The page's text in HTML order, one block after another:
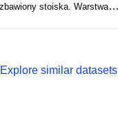
stoiska. Warstwa
w dniu zwolnienia jest
Explore similar datasets